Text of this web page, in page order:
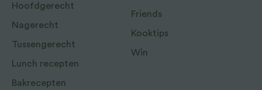
Hoofdgerecht
Nagerecht
Tussengerecht
Lunch recepten
Bakrecepten
Friends
Kooktips
Win